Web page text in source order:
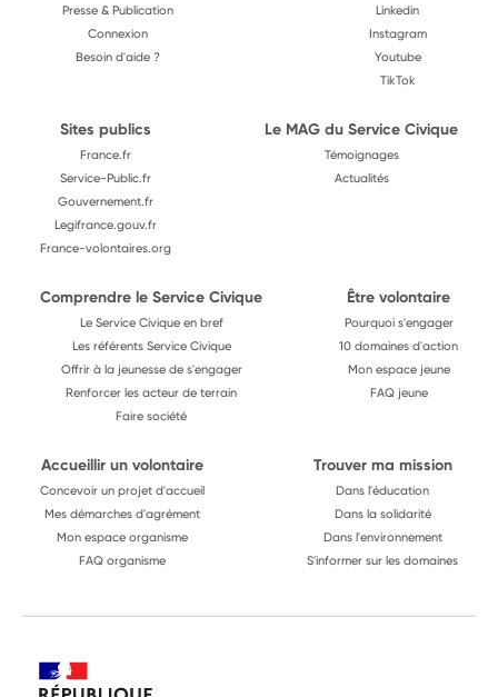
Presse & Publication
Connexion
Besoin d'aide ?
Linkedin
Instagram
Youtube
TikTok
Sites publics
France.fr
Service-Public.fr
Gouvernement.fr
Legifrance.gouv.fr
France-volontaires.org
Le MAG du Service Civique
Témoignages
Actualités
Comprendre le Service Civique
Le Service Civique en bref
Les référents Service Civique
Offrir à la jeunesse de s'engager
Renforcer les acteur de terrain
Faire société
Être volontaire
Pourquoi s'engager
10 domaines d'action
Mon espace jeune
FAQ jeune
Accueillir un volontaire
Concevoir un projet d'accueil
Mes démarches d'agrément
Mon espace organisme
FAQ organisme
Trouver ma mission
Dans l'éducation
Dans la solidarité
Dans l'environnement
S'informer sur les domaines